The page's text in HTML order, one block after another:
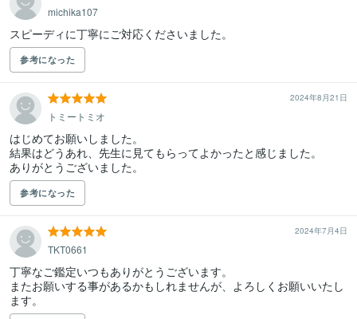
michika107
スピーディに丁寧にご対応くださいました。
参考になった
2024年8月21日
トミートミオ
はじめてお願いしました。
結果はどうあれ、先生に見てもらってよかったと感じました。
参考になった
2024年7月4日
TKT0661
丁寧なご鑑定いつもありがとうございます。
またお願いする事があるかもしれませんが、よろしくお願いいたし
ます。